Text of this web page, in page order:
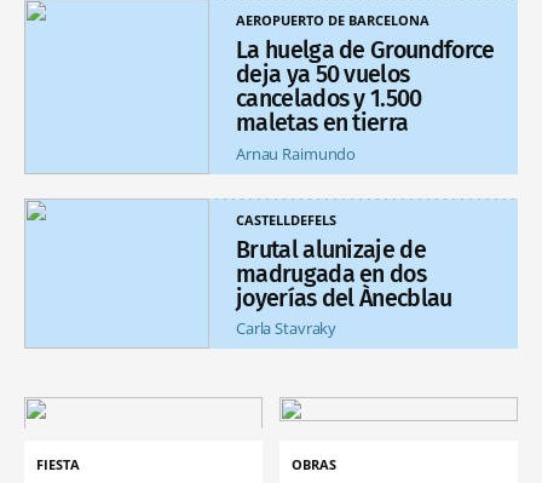
AEROPUERTO DE BARCELONA
La huelga de Groundforce
deja ya 50 vuelos
cancelados y 1.500
maletas en tierra
Arnau Raimundo
CASTELLDEFELS
Brutal alunizaje de
madrugada en dos
joyerías del Ànecblau
Carla Stavraky
FIESTA OBRAS